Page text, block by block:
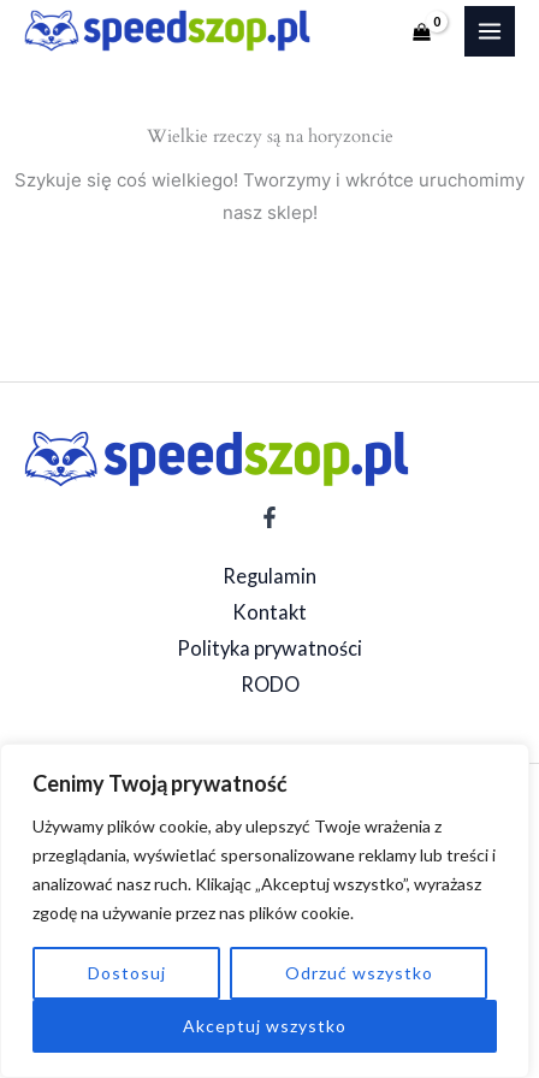
Cenimy Twoją prywatność
Używamy plików cookie, aby ulepszyć Twoje wrażenia z
przeglądania, wyświetlać spersonalizowane reklamy lub treści i
analizować nasz ruch. Klikając „Akceptuj wszystko”, wyrażasz
zgodę na używanie przez nas plików cookie.
Dostosuj Odrzuć wszystko
Akceptuj wszystko
Przejdź
Wielkie rzeczy są na horyzoncie
Szykuje się coś wielkiego! Tworzymy i wkrótce uruchomimy
nasz sklep!
Regulamin
Kontakt
Polityka prywatności
RODO
Note
E12
progi